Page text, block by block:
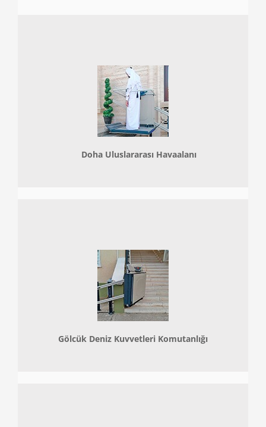
Doha Uluslararası Havaalanı
Gölcük Deniz Kuvvetleri Komutanlığı